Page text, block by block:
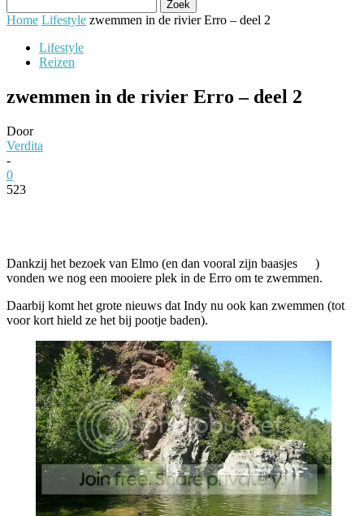
Home Lifestyle zwemmen in de rivier Erro – deel 2
Lifestyle
Reizen
zwemmen in de rivier Erro – deel 2
Door
Verdita
-
0
523
Dankzij het bezoek van Elmo (en dan vooral zijn baasjes
)
vonden we nog een mooiere plek in de Erro om te zwemmen.
Daarbij komt het grote nieuws dat Indy nu ook kan zwemmen (tot
voor kort hield ze het bij pootje baden).